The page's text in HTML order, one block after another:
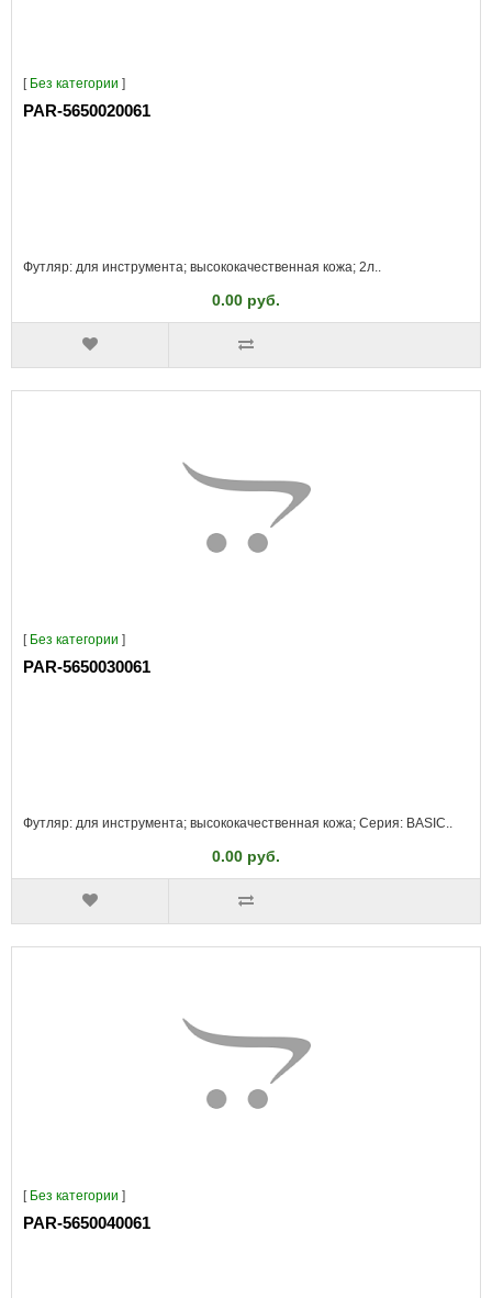
[ Без категории ]
PAR-5650020061
Футляр: для инструмента; высококачественная кожа; 2л..
0.00 руб.
[ Без категории ]
PAR-5650030061
Футляр: для инструмента; высококачественная кожа; Серия: BASIC..
0.00 руб.
[ Без категории ]
PAR-5650040061